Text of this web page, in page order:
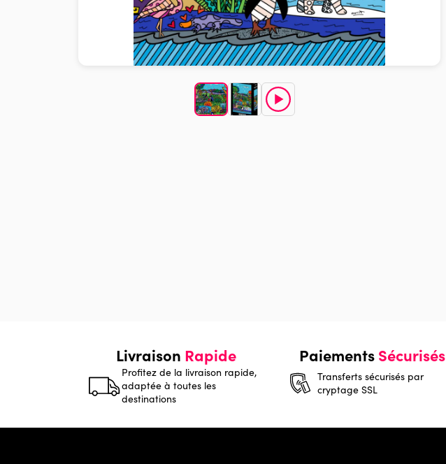
Livraison Rapide
Profitez de la livraison rapide,
adaptée à toutes les
destinations
PaiementsSécurisés
Transferts sécurisés par
cryptage SSL